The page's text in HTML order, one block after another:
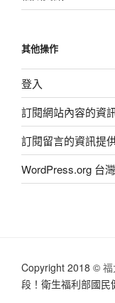
其他操作
登入
訂閱網站內容的資
訂閱留言的資訊提
WordPress.org 台
Copyright 2018 ©
段！衛生福利部國